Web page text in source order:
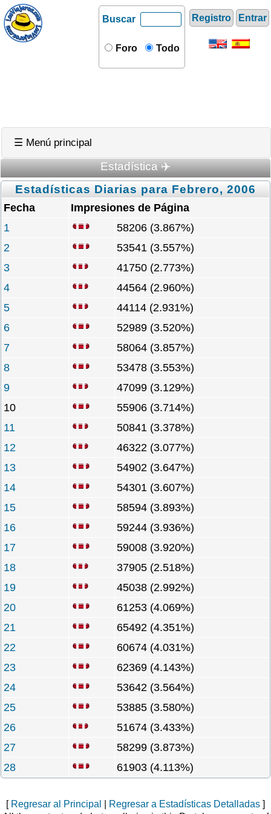
Registro Entrar
Buscar
Foro Todo
☰ Menú principal
Estadística ✈️
Estadísticas Diarias para Febrero, 2006
Fecha
Impresiones de Página
1
58206 (3.867%)
2
53541 (3.557%)
3
41750 (2.773%)
4
44564 (2.960%)
5
44114 (2.931%)
6
52989 (3.520%)
7
58064 (3.857%)
8
53478 (3.553%)
9
47099 (3.129%)
10
55906 (3.714%)
11
50841 (3.378%)
12
46322 (3.077%)
13
54902 (3.647%)
14
54301 (3.607%)
15
58594 (3.893%)
16
59244 (3.936%)
17
59008 (3.920%)
18
37905 (2.518%)
19
45038 (2.992%)
20
61253 (4.069%)
21
65492 (4.351%)
22
60674 (4.031%)
23
62369 (4.143%)
24
53642 (3.564%)
25
53885 (3.580%)
26
51674 (3.433%)
27
58299 (3.873%)
28
61903 (4.113%)
[ Regresar al Principal Regresar a Estadísticas Detalladas ]